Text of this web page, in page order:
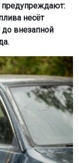
предупреждают:
несёт
внезапной